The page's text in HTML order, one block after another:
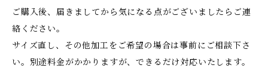
ご購入後、届きましてから気になる点がございましたらご連
絡ください。
サイズ直し、その他加工をご希望の場合は事前にご相談下さ
い。別途料金がかかりますが、できるだけ対応いたします。